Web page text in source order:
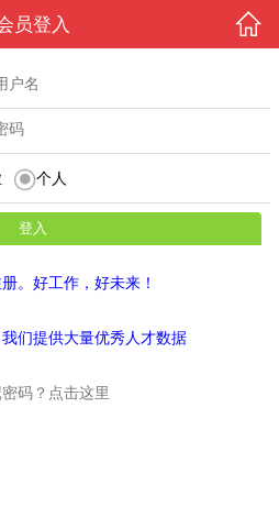
员登入
个人
。好工作，好未来！
们提供大量优秀人才数据
码？点击这里